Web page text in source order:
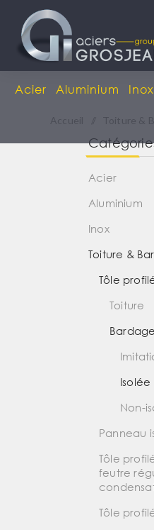
Acier Aluminium Inox
Accueil Toiture &
Acier
Aluminium
Inox
Toiture &
Tôle
Toiture
Bardage
Isolée
Non-
Panneau
Tôle
feutre
Tôle